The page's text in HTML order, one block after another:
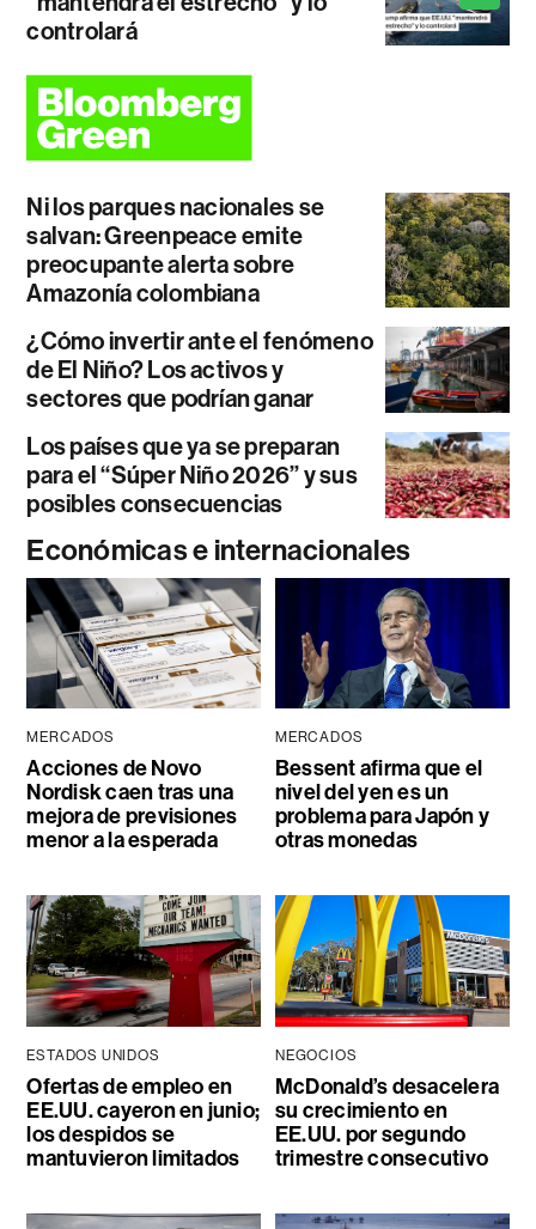
controlará
Ni los parques nacionales se
salvan: Greenpeace emite
preocupante alerta sobre
Amazonía colombiana
¿Cómo invertir ante el fenómeno
de El Niño? Los activos y
sectores que podrían ganar
Los países que ya se preparan
para el “Súper Niño 2026” y sus
posibles consecuencias
Económicas e internacionales
MERCADOS
Acciones de Novo
Nordisk caen tras una
mejora de previsiones
menor a la esperada
MERCADOS
Bessent afirma que el
nivel del yen es un
problema para Japón y
otras monedas
ESTADOS UNIDOS
Ofertas de empleo en
EE.UU. cayeron en junio;
los despidos se
mantuvieron limitados
NEGOCIOS
McDonald’s desacelera
su crecimiento en
EE.UU. por segundo
trimestre consecutivo